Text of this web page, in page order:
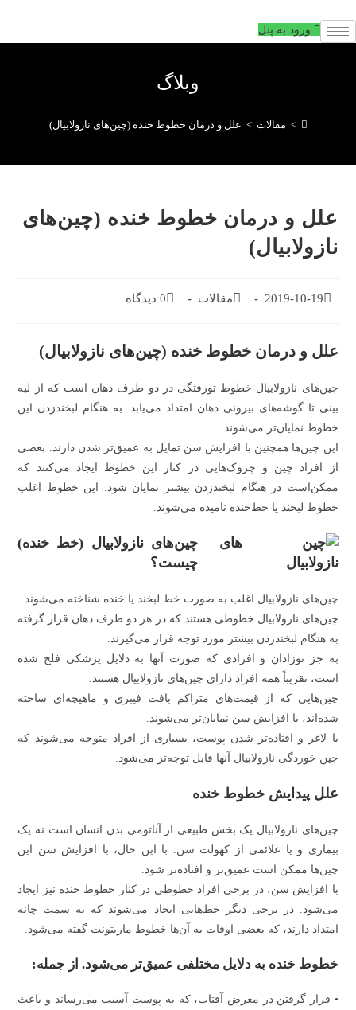
به
ورود به پنل
وبلاگ
> مقالات > علل و درمان خطوط خنده (چین‌های نازولابیال)
علل و درمان خطوط خنده (چین‌های
نازولابیال)
تاریخ2019-10-19
دسته‌بندی
مقالات
دیدگاه‌های
0 دیدگاه
علل و درمان خطوط خنده (چین‌های نازولابیال)
چین‌های نازولابیال خطوط تورفتگی در دو طرف دهان است که از لبه
بینی تا گوشه‌های بیرونی دهان امتداد می‌یابد. به هنگام لبخند‌زدن این
خطوط نمایان‌تر می‌شوند.
این چین‌ها همچنین با افزایش سن تمایل به عمیق‌تر شدن دارند. بعضی
از افراد چین و چروک‌هایی در کنار این خطوط ایجاد می‌کنند که
ممکن‌است در هنگام لبخند‌زدن بیشتر نمایان شود. این خطوط اغلب
خطوط لبخند یا خط‌خنده نامیده می‌شوند.
چین‌های نازولابیال (خط خنده)
چیست؟
چین‌های نازولابیال اغلب به صورت خط لبخند یا خنده شناخته می‌شوند.
چین‌های نازولابیال خطوطی هستند که در هر دو طرف دهان قرار گرفته
به هنگام لبخند‌زدن بیشتر مورد توجه قرار می‌گیرند.
به جز نوزادان و افرادی که صورت آنها به دلایل پزشکی فلج شده
است، تقریباً همه افراد دارای چین‌های نازولابیال هستند.
چین‌هایی که از قیمت‌های متراکم بافت فیبری و ماهیچه‌ای ساخته
شده‌اند، با افزایش سن نمایان‌تر می‌شوند.
با لاغر و افتاده‌تر شدن پوست، بسیاری از افراد متوجه می‌شوند که
چین خوردگی نازولابیال آنها قابل توجه‌تر می‌شود.
علل پیدایش خطوط خنده
چین‌های نازولابیال یک بخش طبیعی از آناتومی بدن انسان است نه یک
بیماری و یا علائمی از کهولت سن. با این حال، با افزایش سن این
چین‌ها ممکن است عمیق‌تر و افتاده‌تر شود.
با افزایش سن، در برخی افراد خطوطی در کنار خطوط خنده نیز ایجاد
می‌شود. در برخی دیگر خط‌هایی ایجاد می‌شوند که به سمت چانه
امتداد دارند، که بعضی اوقات به آن‌ها خطوط ماریتونت گفته می‌شود.
خطوط خنده به دلایل مختلفی عمیق‌تر می‌شود. از جمله:
• قرار گرفتن در معرض آفتاب، که به پوست آسیب می‌رساند و باعث